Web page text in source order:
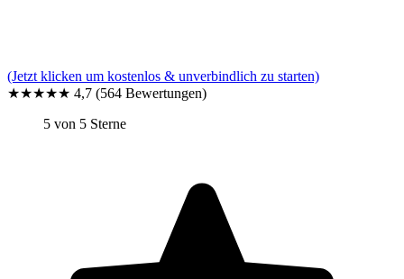
(Jetzt klicken um kostenlos & unverbindlich zu starten)
★★★★★ 4,7 (564 Bewertungen)
5 von 5 Sterne